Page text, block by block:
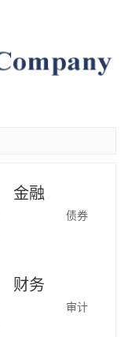
金融
债券
财务
审计